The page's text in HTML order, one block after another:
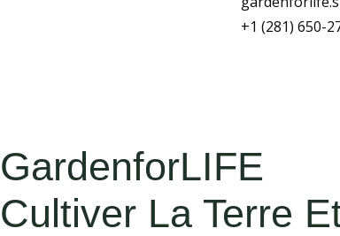
+1 (281) 650-
GardenforLIFE
Cultiver La Terre